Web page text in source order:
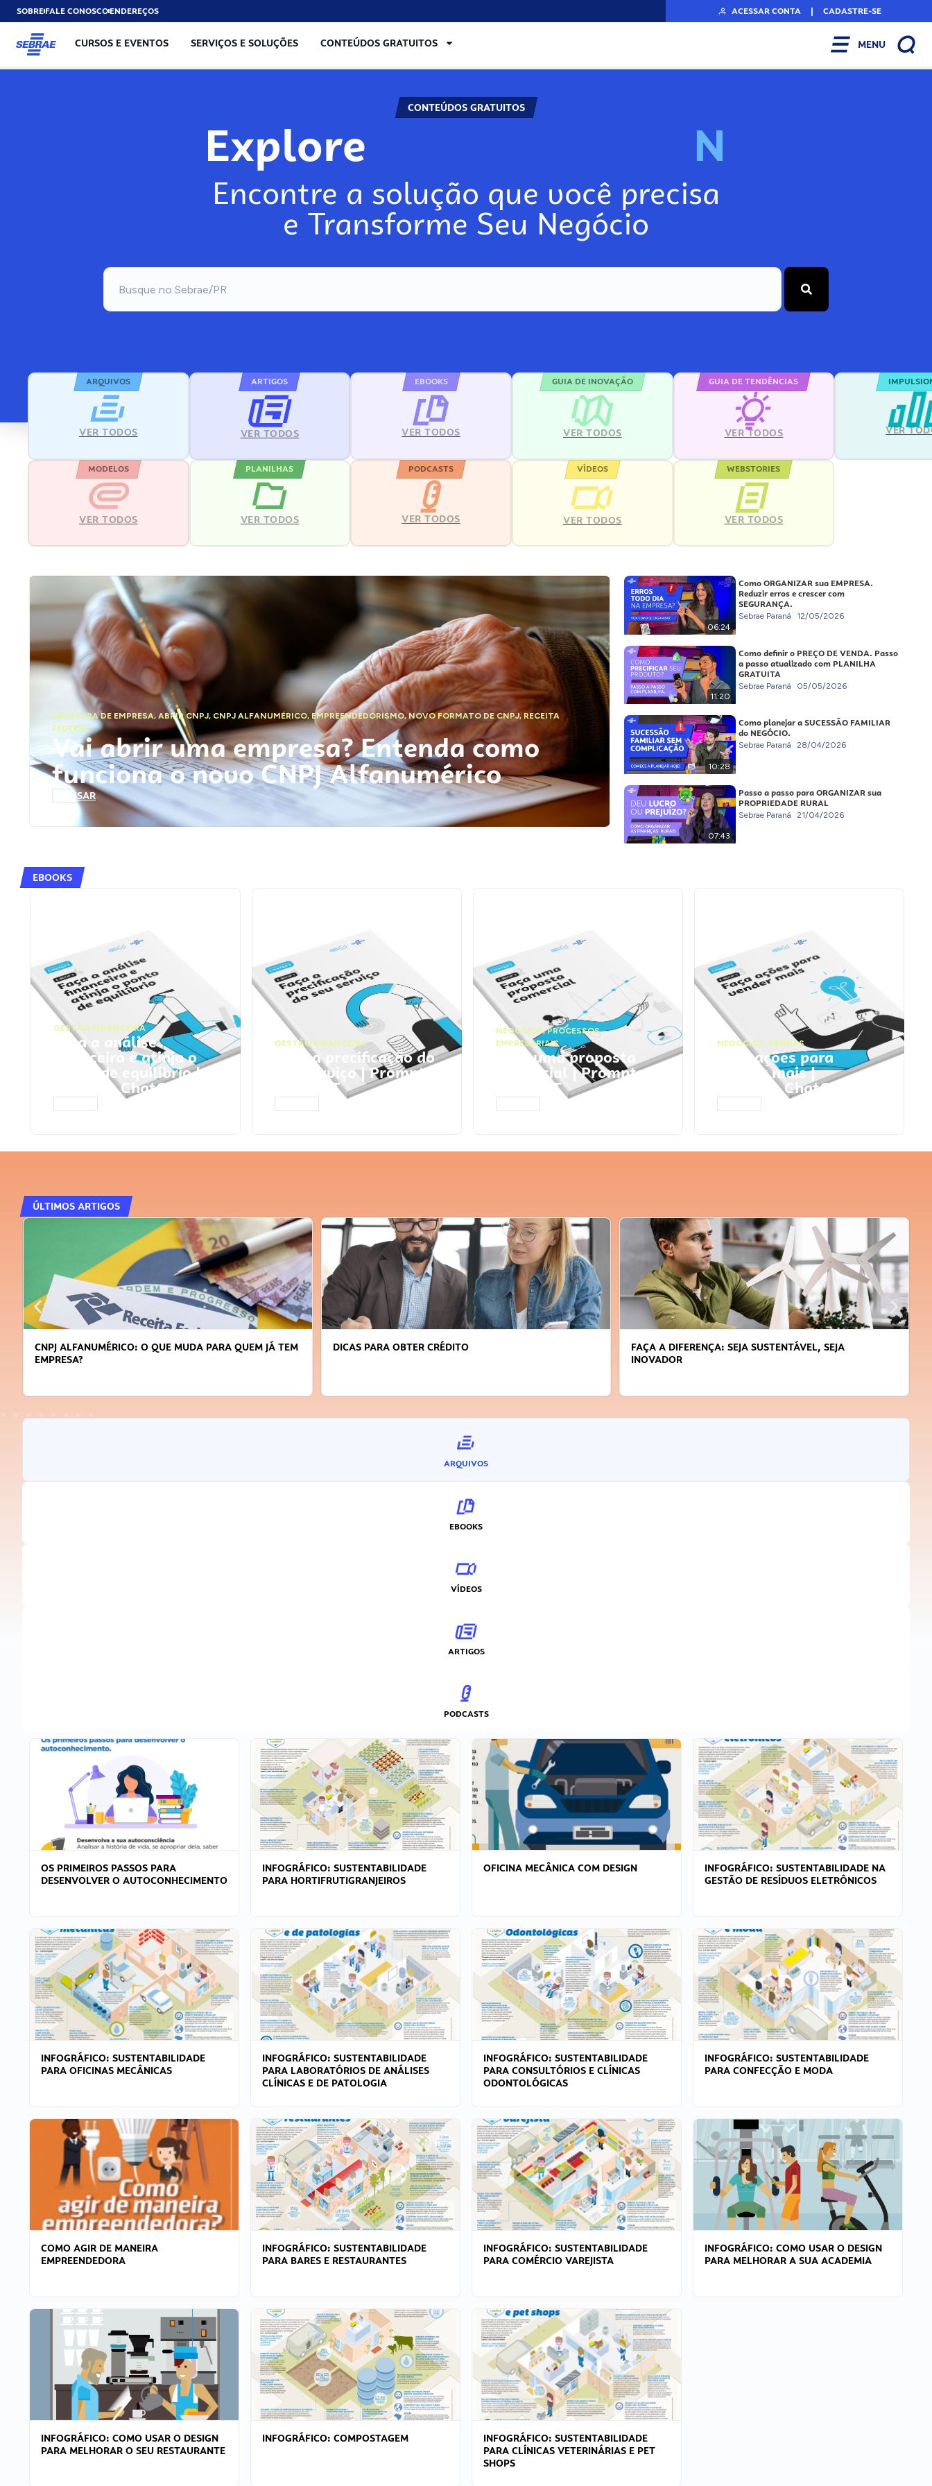
SOBREFALE CONOSCOENDEREÇOS ACESSAR CONTA | CADASTRE-SE
CURSOS E EVENTOS SERVIÇOS E SOLUÇÕES CONTEÚDOS GRATUITOS MENU
CONTEÚDOS GRATUITOS
Explore N
Encontre a solução que você precisa
e Transforme Seu Negócio
ARQUIVOS
VER TODOS
ARTIGOS
VER TODOS
EBOOKS
VER TODOS
GUIA DE INOVAÇÃO
VER TODOS
GUIA DE TENDÊNCIAS
VER TODOS VER
MODELOS
VER TODOS
PLANILHAS
VER TODOS
PODCASTS
VER TODOS
VÍDEOS
VER TODOS
WEBSTORIES
VER TODOS
ABERTURA DE EMPRESA,ABRIR CNPJ, CNPJ ALFANUMÉRICO, EMPREENDEDORISMO,NOVO FORMATO DE CNPJ,RECEITA
FEDERAL
Vai abrir uma empresa? Entenda como
funciona o novo CNPJ Alfanumérico
ACESSAR
06:24
Como ORGANIZAR sua EMPRESA.
Reduzir erros e crescer com
SEGURANÇA.
Sebrae Paraná 12/05/2026
11:20
Como definir o PREÇO DE VENDA. Passo
a passo atualizado com PLANILHA
GRATUITA
Sebrae Paraná 05/05/2026
10:28
Como planejar a SUCESSÃO FAMILIAR
do NEGÓCIO.
Sebrae Paraná 28/04/2026
07:43
Passo a passo para ORGANIZAR sua
PROPRIEDADE RURAL
Sebrae Paraná 21/04/2026
EBOOKS
GESTÃO FINANCEIRA
Faça a análise
financeira e atinja o
ponto de equilíbrio |
Prompts ChatGPT
GESTÃO FINANCEIRA
Faça a precificação do
seu serviço | Prompts
ChatGPT
NEGÓCIOS,PROCESSOS
EMPRESARIAIS
Faça uma proposta
comercial | Prompts
ChatGPT
NEGÓCIOS, VENDAS
Faça ações para
vender mais |
Prompts ChatGPT
ÚLTIMOS ARTIGOS
DICAS PARA OBTER CRÉDITO
FAÇA A DIFERENÇA: SEJA SUSTENTÁVEL, SEJA
APRENDA A GERENCIAR O SEU TEMPO
ARQUIVOS
EBOOKS
VÍDEOS
ARTIGOS
PODCASTS
OS PRIMEIROS PASSOS PARA
DESENVOLVER O AUTOCONHECIMENTO
INFOGRÁFICO: SUSTENTABILIDADE
PARA HORTIFRUTIGRANJEIROS
OFICINA MECÂNICA COM DESIGN
INFOGRÁFICO: SUSTENTABILIDADE NA
GESTÃO DE RESÍDUOS ELETRÔNICOS
INFOGRÁFICO: SUSTENTABILIDADE
PARA OFICINAS MECÂNICAS
INFOGRÁFICO: SUSTENTABILIDADE
PARA LABORATÓRIOS DE ANÁLISES
CLÍNICAS E DE PATOLOGIA
INFOGRÁFICO: SUSTENTABILIDADE
PARA CONSULTÓRIOS E CLÍNICAS
ODONTOLÓGICAS
INFOGRÁFICO: SUSTENTABILIDADE
PARA CONFECÇÃO E MODA
COMO AGIR DE MANEIRA
EMPREENDEDORA
INFOGRÁFICO: SUSTENTABILIDADE
PARA BARES E RESTAURANTES
INFOGRÁFICO: SUSTENTABILIDADE
PARA COMÉRCIO VAREJISTA
INFOGRÁFICO: COMO USAR O DESIGN
PARA MELHORAR A SUA ACADEMIA
INFOGRÁFICO: COMO USAR O DESIGN
PARA MELHORAR O SEU RESTAURANTE
INFOGRÁFICO: COMPOSTAGEM
INFOGRÁFICO: SUSTENTABILIDADE
PARA CLÍNICAS VETERINÁRIAS E PET
SHOPS